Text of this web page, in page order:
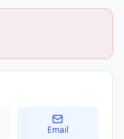
Email